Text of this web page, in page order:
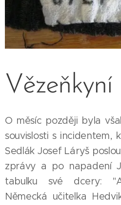
Vězeňkyní
O měsíc později byla
souvislosti s incidentem,
Sedlák Josef Láryš
zprávy a po napadení
tabulku své dcery:
Německá učitelka